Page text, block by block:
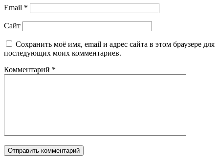
Email *
Сайт
Сохранить моё имя, email и адрес сайта в этом браузере для
последующих моих комментариев.
Комментарий *